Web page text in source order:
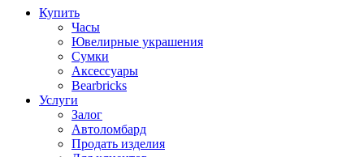
Купить
Часы
Ювелирные украшения
Сумки
Аксессуары
Bearbricks
Услуги
Залог
Автоломбард
Продать изделия